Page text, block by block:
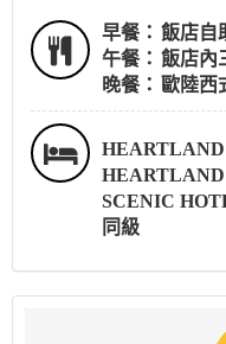
早餐： 飯店自
午餐： 飯店內
晚餐：
歐陸西
SCENIC
同級